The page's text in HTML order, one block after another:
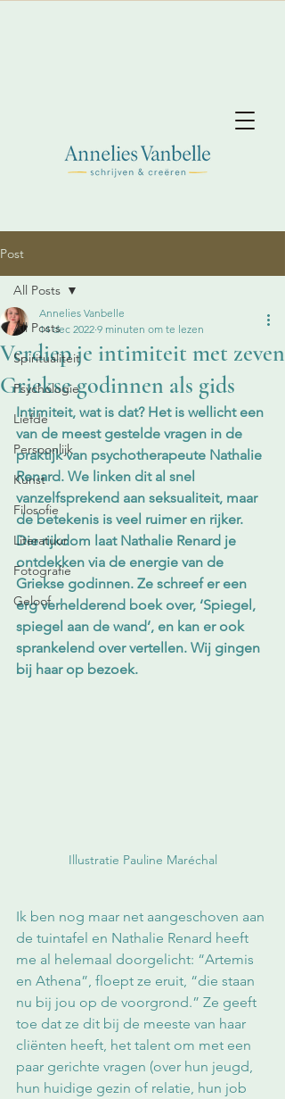
Post
All Posts
Spiritualiteit
Psychologie
Liefde
Persoonlijk
Kunst
Filosofie
Literatuur
Fotografie
Geloof
All Posts
Verdiep je intimiteit met zeven
Griekse godinnen als gids
Annelies Vanbelle
14 dec 2022 9 minuten om te lezen
Intimiteit, wat is dat? Het is wellicht een
van de meest gestelde vragen in de
praktijk van psychotherapeute Nathalie
Renard. We linken dit al snel
vanzelfsprekend aan seksualiteit, maar
de betekenis is veel ruimer en rijker.
Die rijkdom laat Nathalie Renard je
ontdekken via de energie van de
Griekse godinnen. Ze schreef er een
erg verhelderend boek over, ‘Spiegel,
spiegel aan de wand’, en kan er ook
sprankelend over vertellen. Wij gingen
bij haar op bezoek.
Illustratie Pauline Maréchal
Ik ben nog maar net aangeschoven aan
de tuintafel en Nathalie Renard heeft
me al helemaal doorgelicht: “Artemis
en Athena”, floept ze eruit, “die staan
nu bij jou op de voorgrond.” Ze geeft
toe dat ze dit bij de meeste van haar
cliënten heeft, het talent om met een
paar gerichte vragen (over hun jeugd,
hun huidige gezin of relatie, hun job